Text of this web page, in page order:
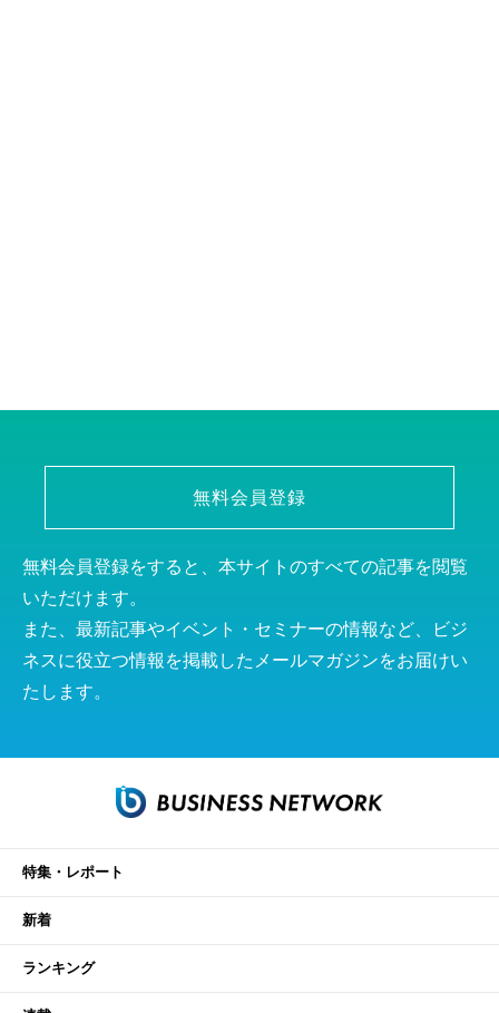
無料会員登録
無料会員登録をすると、本サイトのすべての記事を閲覧
いただけます。
また、最新記事やイベント・セミナーの情報など、ビジ
ネスに役立つ情報を掲載したメールマガジンをお届けい
たします。
特集・レポート
新着
ランキング